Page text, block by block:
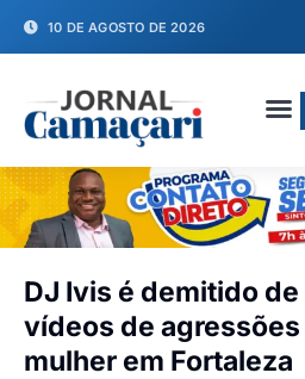
10 DE AGOSTO DE 2026
DJ Ivis é demitido
vídeos de
mulher em Fortaleza